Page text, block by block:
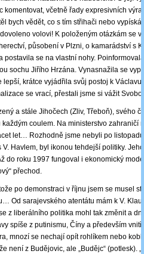
komentovat, včetně řady expresivních
bych vědět, co s tím střihači nebo
volovi! K položeným otázkám se
působení v Plzni, o kamarádství s
postavila se na vlastní nohy.
sochu Jiřího Hrzána. Vynasnažila se
krátce vyjádřila svůj postoj k
se vrací, přestali jsme si vážit
a stále Jihočech (Zliv, Třeboň), svého
coulem. Na ministerstvo zahraničí
let… Rozhodně jsme nebyli po
Havlem, byl ikonou tehdejší politiky.
do roku 1997 fungoval i ekonomický
přechod.
po demonstraci v říjnu jsem se musel
Od sarajevského atentátu mám k V.
z liberálního politika mohl tak změnit a
spíše z putinismu, Číny a především
mnozí se nechají opít rohlíkem nebo
není z Budějovic, ale „Budějc“ (potlesk).